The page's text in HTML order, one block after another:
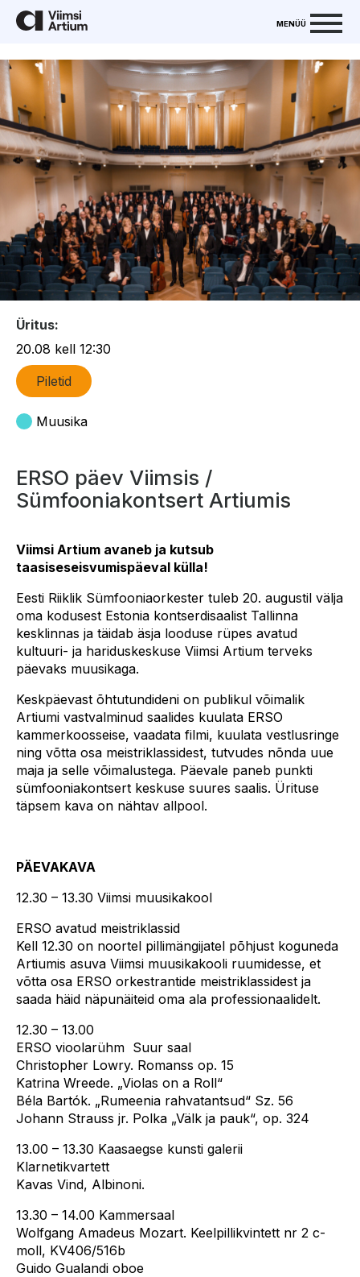
MENÜÜ
Üritus:
20.08 kell 12:30
Piletid
Muusika
ERSO päev Viimsis /
Sümfooniakontsert Artiumis
Viimsi Artium avaneb ja kutsub
taasiseseisvumispäeval külla!
Eesti Riiklik Sümfooniaorkester tuleb 20. augustil välja
oma kodusest Estonia kontserdisaalist Tallinna
kesklinnas ja täidab äsja looduse rüpes avatud
kultuuri- ja hariduskeskuse Viimsi Artium terveks
päevaks muusikaga.
Keskpäevast õhtutundideni on publikul võimalik
Artiumi vastvalminud saalides kuulata ERSO
kammerkoosseise, vaadata filmi, kuulata vestlusringe
ning võtta osa meistriklassidest, tutvudes nõnda uue
maja ja selle võimalustega. Päevale paneb punkti
sümfooniakontsert keskuse suures saalis. Ürituse
täpsem kava on nähtav allpool.
PÄEVAKAVA
12.30 – 13.30 Viimsi muusikakool
ERSO avatud meistriklassid
Kell 12.30 on noortel pillimängijatel põhjust koguneda
Artiumis asuva Viimsi muusikakooli ruumidesse, et
võtta osa ERSO orkestrantide meistriklassidest ja
saada häid näpunäiteid oma ala professionaalidelt.
12.30 – 13.00
ERSO vioolarühm Suur saal
Christopher Lowry. Romanss op. 15
Katrina Wreede. „Violas on a Roll“
Béla Bartók. „Rumeenia rahvatantsud“ Sz. 56
Johann Strauss jr. Polka „Välk ja pauk“, op. 324
13.00 – 13.30 Kaasaegse kunsti galerii
Klarnetikvartett
Kavas Vind, Albinoni.
13.30 – 14.00 Kammersaal
Wolfgang Amadeus Mozart. Keelpillikvintett nr 2 c-
moll, KV406/516b
Guido Gualandi oboe